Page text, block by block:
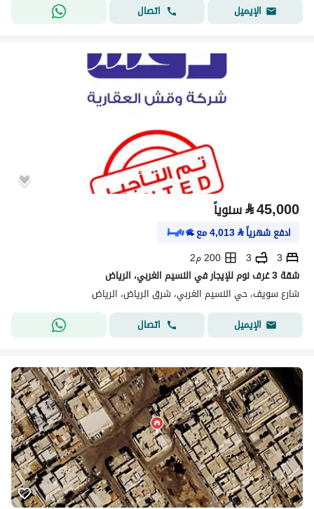
الإيميل
اتصال
⃁45,000 سنوياً
ادفع شهرياً⃁
4,013مع
3
3
200 م2
شقة 3 غرف نوم للإيجار في النسيم الغربي، الرياض
شارع سويف، حي النسيم الغربي، شرق الرياض، الرياض
الإيميل
اتصال